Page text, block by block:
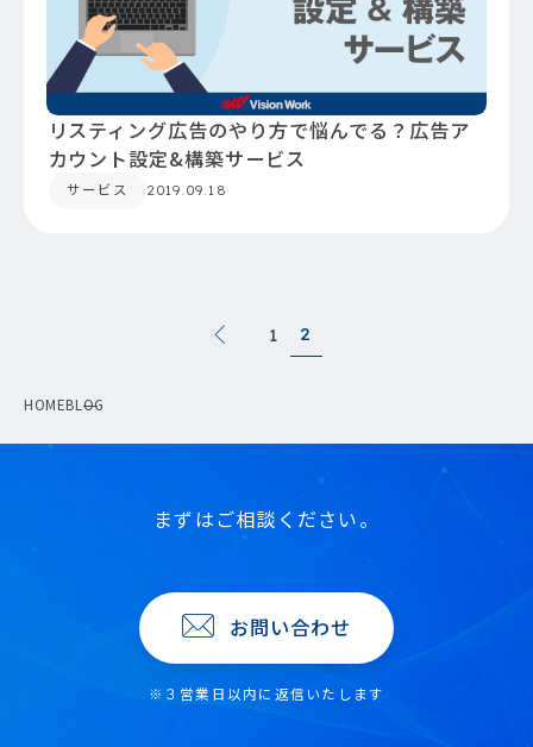
リスティング広告のやり方で悩んでる？広告ア
カウント設定&構築サービス
サービス 2019.09.18
1 2
HOMEBLOG
まずはご相談ください。
お問い合わせ
※３営業日以内に返信いたします